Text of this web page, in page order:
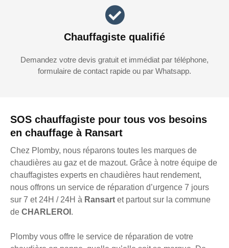
SOS chauffagiste pour tous vos besoins
en chauffage à Ransart
Chez Plomby, nous réparons toutes les marques de
chaudières au gaz et de mazout. Grâce à notre équipe de
chauffagistes experts en chaudières haut rendement,
nous offrons un service de réparation d’urgence 7 jours
sur 7 et 24H / 24H à Ransart et partout sur la commune
de CHARLEROI .
Plomby vous offre le service de réparation de votre
Chauffagiste qualifié
Demandez votre devis gratuit et immédiat par téléphone,
formulaire de contact rapide ou par Whatsapp.